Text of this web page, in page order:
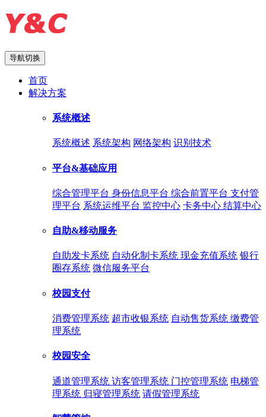
导航切换
首页
解决方案
系统概述
系统概述 系统架构 网络架构 识别技术
平台&基础应用
综合管理平台 身份信息平台 综合前置平台 支付管
理平台 系统运维平台 监控中心 卡务中心 结算中心
自助&移动服务
自助发卡系统 自动化制卡系统 现金充值系统 银行
圈存系统 微信服务平台
校园支付
消费管理系统 超市收银系统 自动售货系统 缴费管
理系统
校园安全
通道管理系统 访客管理系统 门控管理系统 电梯管
理系统 归寝管理系统 请假管理系统